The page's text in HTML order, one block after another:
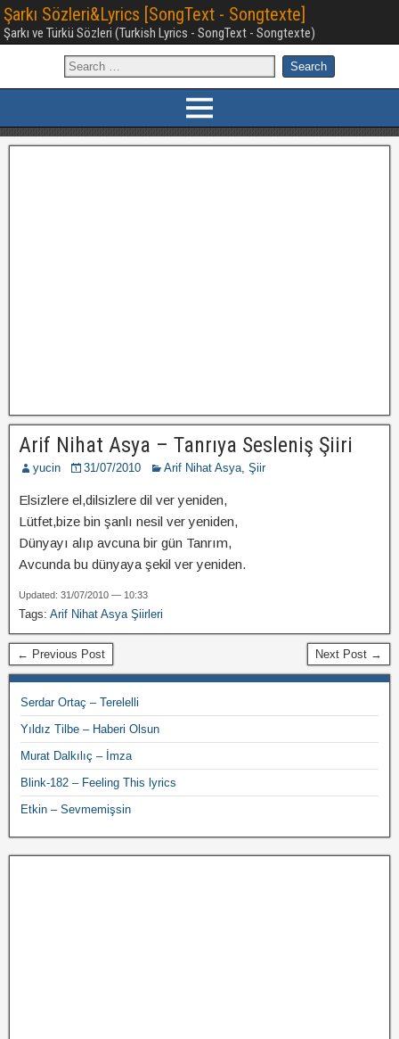
Şarkı Sözleri&Lyrics [SongText - Songtexte]
Şarkı ve Türkü Sözleri (Turkish Lyrics - SongText - Songtexte)
Arif Nihat Asya – Tanrıya Sesleniş Şiiri
yucin 31/07/2010 Arif Nihat Asya, Şiir
Elsizlere el,dilsizlere dil ver yeniden,
Lütfet,bize bin şanlı nesil ver yeniden,
Dünyayı alıp avcuna bir gün Tanrım,
Avcunda bu dünyaya şekil ver yeniden.
Updated: 31/07/2010 — 10:33
Tags: Arif Nihat Asya Şiirleri
← Previous Post Next Post →
Serdar Ortaç – Terelelli
Yıldız Tilbe – Haberi Olsun
Murat Dalkılıç – İmza
Blink-182 – Feeling This lyrics
Etkin – Sevmemişsin